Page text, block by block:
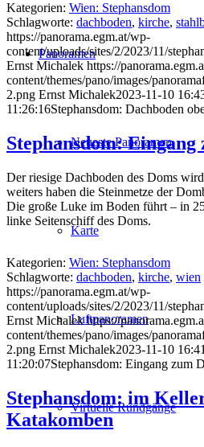
Panoramen
Neueste Panoramen
Karte
Luftpanoramen
Virtuelle Rundgänge
Kategorien: Wien: Stephansdom
Schlagworte: dachboden, kirche,
https://panorama.egm.at/wp-
content/uploads/sites/2/2023/11/
Ernst Michalek https://
content/themes/pano/images/
2.png Ernst Michalek2023-11-10
11:26:16Stephansdom: Dachboden
Stephansdom: Eingang
Der riesige Dachboden des Doms
weiters haben die Steinmetze der
Die große Luke im Boden führt – in
linke Seitenschiff des Doms.
Kategorien: Wien: Stephansdom
Schlagworte: dachboden, kirche, wien
https://panorama.egm.at/wp-
content/uploads/sites/2/2023/11/
Ernst Michalek https://
content/themes/pano/images/
2.png Ernst Michalek2023-11-10
11:20:07Stephansdom: Eingang zum
Stephansdom: im
Katakomben